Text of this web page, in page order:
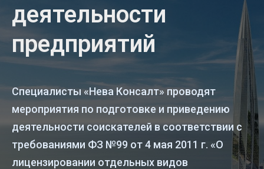
деятельности
предприятий
Специалисты «Нева Консалт» проводят
мероприятия по подготовке и приведению
деятельности соискателей в соответствии с
требованиями ФЗ №99 от 4 мая 2011 г. «О
лицензировании отдельных видов